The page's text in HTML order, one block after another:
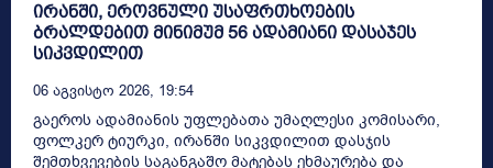
ირანში, ეროვნული უსაფრთხოების
ბრალდებით მინიმუმ 56 ადამიანი დასაჯეს
სიკვდილით
06 Აგვისტო 2026, 19:54
გაეროს ადამიანის უფლებათა უმაღლესი კომისარი,
ფოლკერ ტიურკი, ირანში სიკვდილით დასჯის
შემთხვევების საგანგაშო მატებას ეხმაურება და